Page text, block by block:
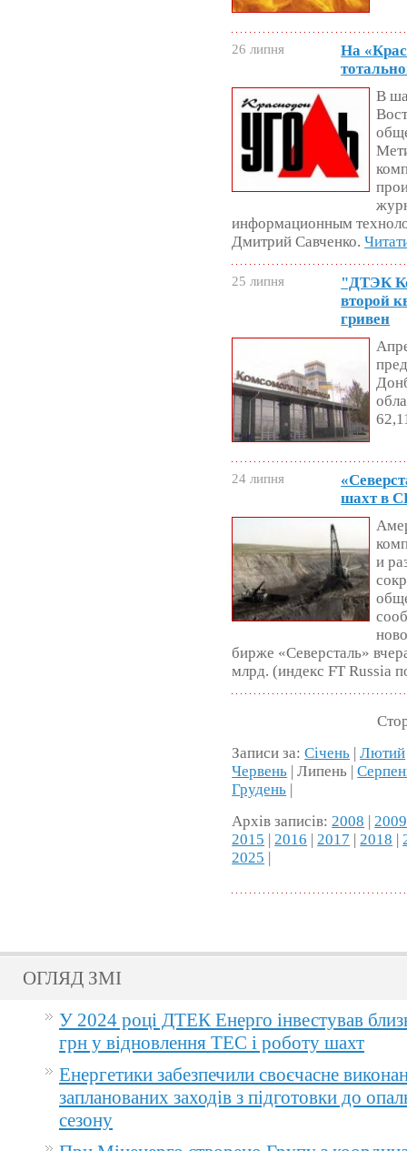
26 липня
На
В
информационным
Дмитрий Савченко.
25 липня
"ДТЭК
второй
гривен
24 липня
шахт в
и
бирже «Северсталь»
млрд. (индекс FT Russia
Записи за:Січень |Лютий
Червень | Липень |
Грудень |
Архів записів: 2008 | 2009
2015 | 2016 | 2017 | 2018 |
2025 |
ОГЛЯД ЗМІ
У 2024 році ДТЕК Енерго інвестував
грн у відновлення ТЕС і роботу шахт
Енергетики забезпечили своєчасне
запланованих заходів з підготовки до
сезону